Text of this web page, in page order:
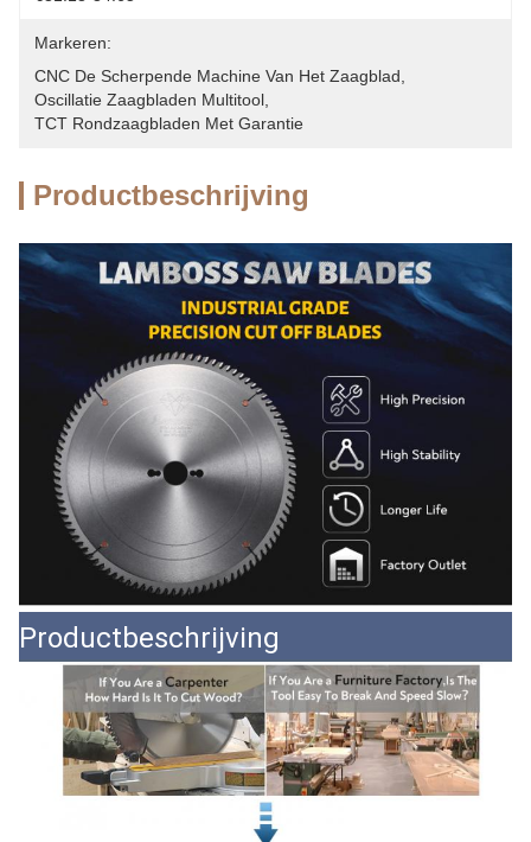
Markeren:
CNC De Scherpende Machine Van Het Zaagblad
Oscillatie Zaagbladen Multitool
TCT Rondzaagbladen Met Garantie
Productbeschrijving
Productbeschrijving